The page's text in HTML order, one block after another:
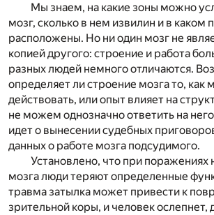
Мы знаем, на какие зоны можно
мозг, сколько в нем извилин и в каком
расположены. Но ни один мозг не
копией другого: строение и работа
разных людей немного отличаются.
определяет ли строение мозга то,
действовать, или опыт влияет на
не можем однозначно ответить на
идет о вынесении судебных
данных о работе мозга подсудимого.
Установлено, что при поражениях
мозга люди теряют определенные
травма затылка может привести к
зрительной коры, и человек ослепнет,